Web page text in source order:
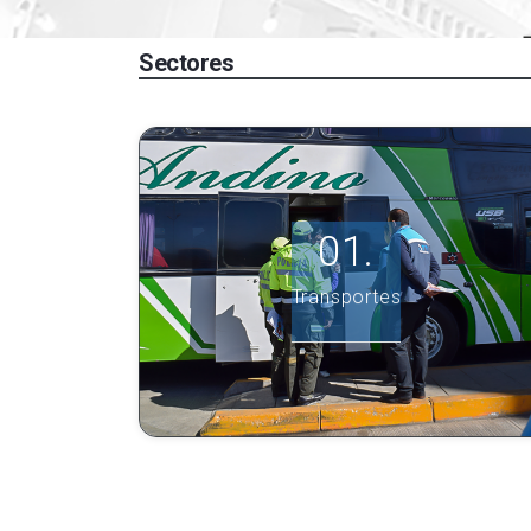
Sectores
Transportes
Transportes
Ver más información.
INGRESE AQUÍ